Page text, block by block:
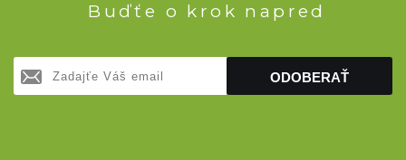
Buďťe o krok napred
ODOBERAŤ